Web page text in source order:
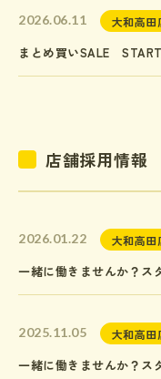
2026.06.11 大和高田
まとめ買いSALE
店舗採用情報
2026.01.22 大和高田
一緒に働きませんか？ス
2025.11.05 大和高田
一緒に働きませんか？ス